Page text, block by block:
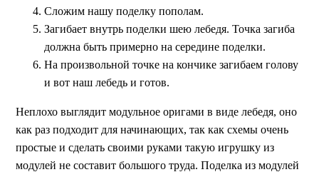
Сложим нашу поделку пополам.
Загибает внутрь поделки шею лебедя. Точка загиба
должна быть примерно на середине поделки.
На произвольной точке на кончике загибаем голову
и вот наш лебедь и готов.
Неплохо выглядит модульное оригами в виде лебедя, оно
как раз подходит для начинающих, так как схемы очень
простые и сделать своими руками такую игрушку из
модулей не составит большого труда. Поделка из модулей